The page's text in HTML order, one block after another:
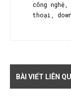
công
thoại,
BÀI VIẾT LIÊN